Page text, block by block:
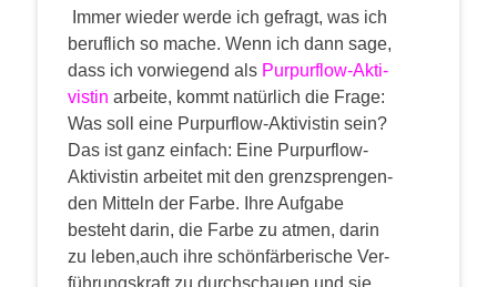
Immer wie­der wer­de ich gefragt, was ich
beruf­lich so mache. Wenn ich dann sage,
dass ich vor­wie­gend als Pur­pur­flow-Akti­
vis­tin arbei­te, kommt natür­lich die Fra­ge:
Was soll eine Pur­pur­flow-Akti­vis­tin sein?
Das ist ganz ein­fach: Eine Pur­pur­flow-
Akti­vis­tin arbei­tet mit den grenz­spren­gen­
den Mit­teln der Far­be. Ihre Auf­ga­be
besteht dar­in, die Far­be zu atmen, dar­in
zu leben,auch ihre schön­fär­be­ri­sche Ver­
füh­rungs­kraft zu durch­schau­en und sie